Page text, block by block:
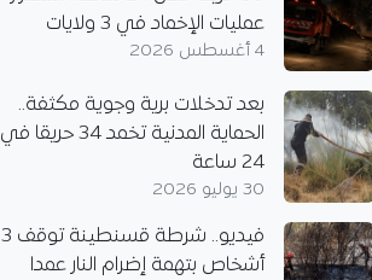
عمليات الإخماد في 3 ولايات
4 أغسطس 2026
بعد تدخلات برية وجوية مكثفة..
الحماية المدنية تخمد 34 حريقا في
24 ساعة
30 يوليو 2026
فيديو.. شرطة قسنطينة توقف 3
أشخاص بتهمة إضرام النار عمدا